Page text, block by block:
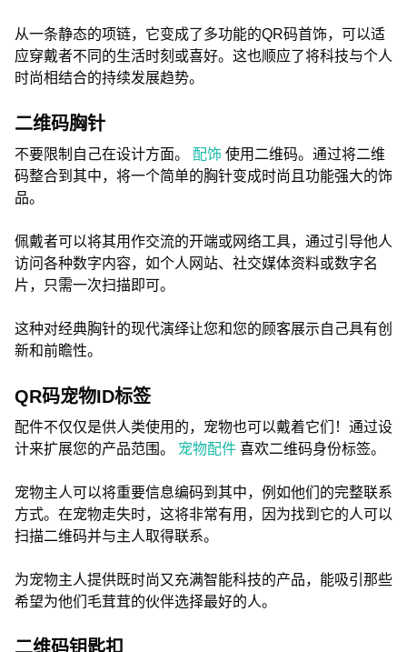
从一条静态的项链，它变成了多功能的QR码首饰，可以适
应穿戴者不同的生活时刻或喜好。这也顺应了将科技与个人
时尚相结合的持续发展趋势。
二维码胸针
不要限制自己在设计方面。 配饰 使用二维码。通过将二维
码整合到其中，将一个简单的胸针变成时尚且功能强大的饰
品。
佩戴者可以将其用作交流的开端或网络工具，通过引导他人
访问各种数字内容，如个人网站、社交媒体资料或数字名
片，只需一次扫描即可。
这种对经典胸针的现代演绎让您和您的顾客展示自己具有创
新和前瞻性。
QR码宠物ID标签
配件不仅仅是供人类使用的，宠物也可以戴着它们！通过设
计来扩展您的产品范围。 宠物配件 喜欢二维码身份标签。
宠物主人可以将重要信息编码到其中，例如他们的完整联系
方式。在宠物走失时，这将非常有用，因为找到它的人可以
扫描二维码并与主人取得联系。
为宠物主人提供既时尚又充满智能科技的产品，能吸引那些
希望为他们毛茸茸的伙伴选择最好的人。
二维码钥匙扣